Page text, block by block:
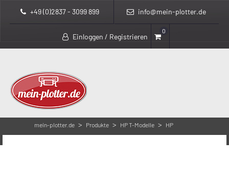
+49 (0)2837 - 3099 899 info@mein-plotter.de
Einloggen / Registrieren
0
mein-plotter.de > Produkte > HP T-Modelle >
HP
>